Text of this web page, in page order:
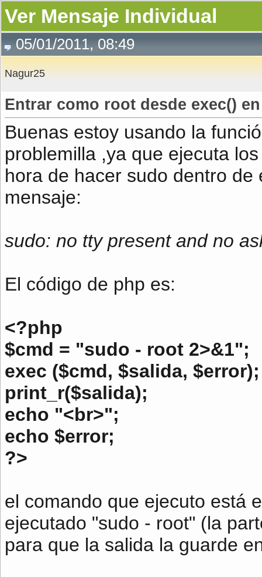
Ver Mensaje Individual
05/01/2011, 08:49
Nagur25
Entrar como root desde exec()
Buenas estoy usando la
problemilla ,ya que ejecuta
hora de hacer sudo dentro
mensaje:
sudo: no tty present and no
El código de php es:
<?php
$cmd = "sudo - root 2>&1";
exec ($cmd, $salida, $error);
print_r($salida);
echo "<br>";
echo $error;
?>
el comando que ejecuto está
ejecutado "sudo - root" (la
para que la salida la guarde